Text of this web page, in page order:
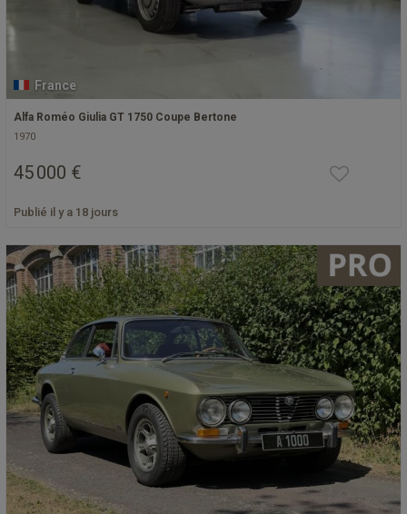
France
Alfa Roméo Giulia GT 1750 Coupe Bertone
1970
45 000 €
Publié il y a 18 jours